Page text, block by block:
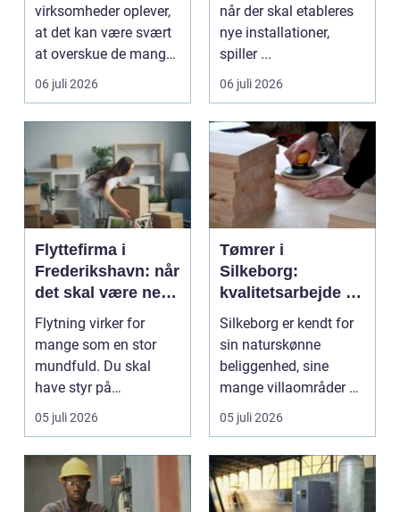
virksomheder oplever,
at det kan være svært
at overskue de mange
gul...
06 juli 2026
når der skal etableres
nye installationer,
spiller ...
06 juli 2026
Flyttefirma i
Frederikshavn: når
det skal være nemt
at komme videre
Flytning virker for
mange som en stor
mundfuld. Du skal
have styr på
nedpakning, tunge
l&oslas...
05 juli 2026
Tømrer i
Silkeborg:
kvalitetsarbejde til
overkommelige
priser
Silkeborg er kendt for
sin naturskønne
beliggenhed, sine
mange villaområder og
en bland...
05 juli 2026